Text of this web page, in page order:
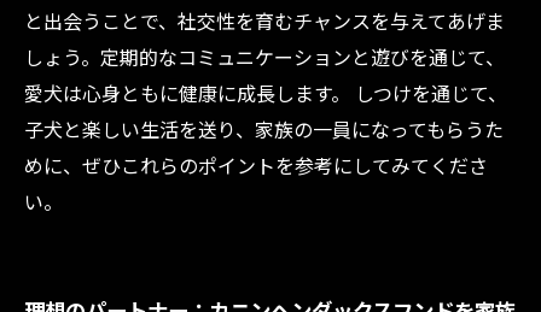
と出会うことで、社交性を育むチャンスを与えてあげま
しょう。定期的なコミュニケーションと遊びを通じて、
愛犬は心身ともに健康に成長します。 しつけを通じて、
子犬と楽しい生活を送り、家族の一員になってもらうた
めに、ぜひこれらのポイントを参考にしてみてくださ
い。